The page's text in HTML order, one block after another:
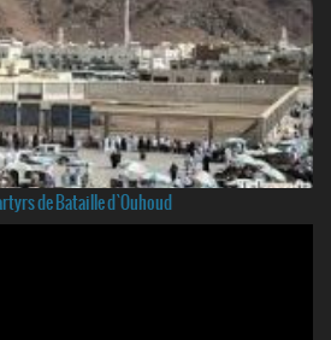
de Bataille d`Ouhoud